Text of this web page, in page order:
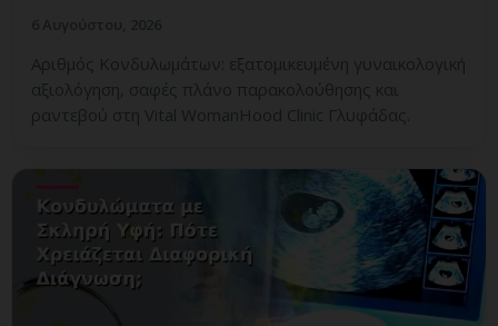
Αριθμός Κονδυλωμάτων: εξατομικευμένη γυναικολογική
αξιολόγηση, σαφές πλάνο παρακολούθησης και
ραντεβού στη Vital WomanHood Clinic Γλυφάδας.